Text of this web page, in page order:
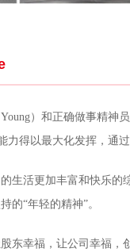
）和正确做事精神
力得以最大化发挥，通
活更加丰富和快乐的
的“年轻的精神”。
幸福，让公司幸福，